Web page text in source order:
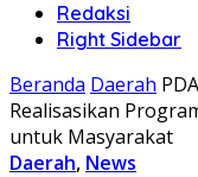
Redaksi
Right Sidebar
Beranda Daerah
Realisasikan
untuk Masyarakat
Daerah, News